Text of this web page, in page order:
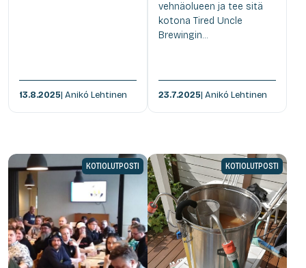
13.8.2025| Anikó Lehtinen
vehnäolueen ja tee sitä
kotona Tired Uncle
Brewingin...
23.7.2025| Anikó Lehtinen
KOTIOLUTPOSTI KOTIOLUTPOSTI